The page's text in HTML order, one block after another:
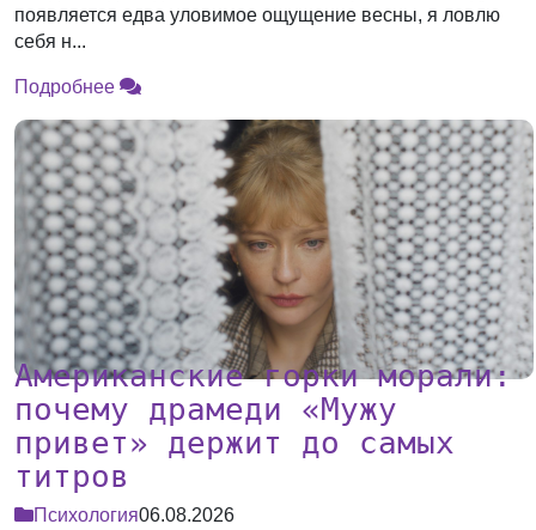
появляется едва уловимое ощущение весны, я ловлю
себя н...
Подробнее
Американские горки морали:
почему драмеди «Мужу
привет» держит до самых
титров
Психология06.08.2026